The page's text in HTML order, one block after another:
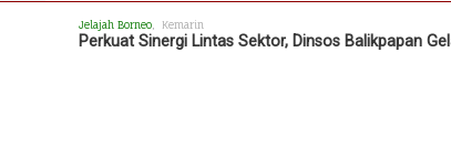
Jelajah Borneo, Kemarin
Perkuat Sinergi Lintas Sektor, Dinsos Balikpapan